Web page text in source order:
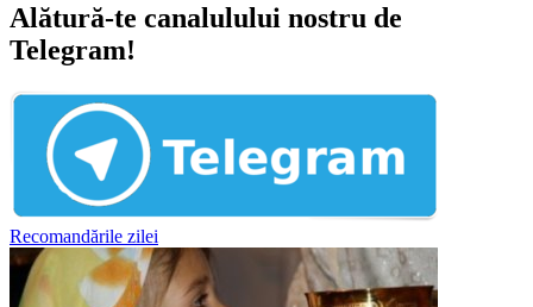
Alătură-te canalulului nostru de
Telegram!
Recomandările zilei